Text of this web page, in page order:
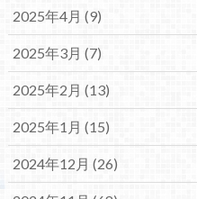
2025年4月 (9)
2025年3月 (7)
2025年2月 (13)
2025年1月 (15)
2024年12月 (26)